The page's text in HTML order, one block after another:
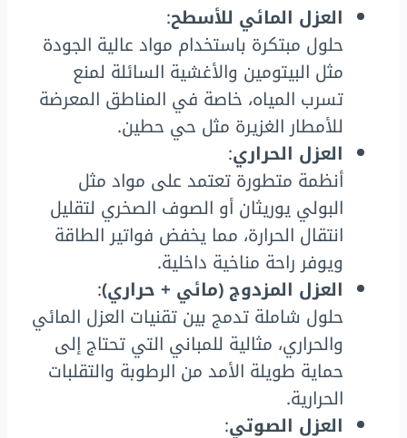
العزل المائي للأسطح:
حلول مبتكرة باستخدام مواد عالية الجودة
مثل البيتومين والأغشية السائلة لمنع
تسرب المياه، خاصة في المناطق المعرضة
للأمطار الغزيرة مثل حي حطين.
العزل الحراري:
أنظمة متطورة تعتمد على مواد مثل
البولي يوريثان أو الصوف الصخري لتقليل
انتقال الحرارة، مما يخفض فواتير الطاقة
ويوفر راحة مناخية داخلية.
العزل المزدوج (مائي + حراري):
حلول شاملة تدمج بين تقنيات العزل المائي
والحراري، مثالية للمباني التي تحتاج إلى
حماية طويلة الأمد من الرطوبة والتقلبات
الحرارية.
العزل الصوتي: